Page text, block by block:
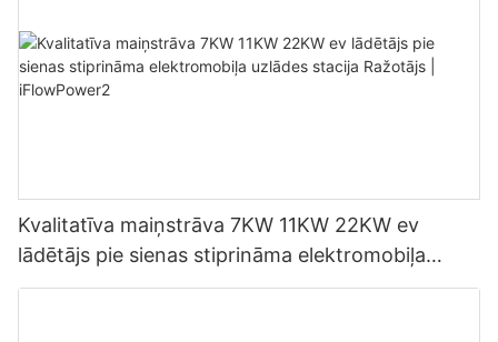
Kvalitatīva maiņstrāva 7KW 11KW 22KW ev
lādētājs pie sienas stiprināma elektromobiļa
uzlādes stacija Ražotājs | iFlowPower2